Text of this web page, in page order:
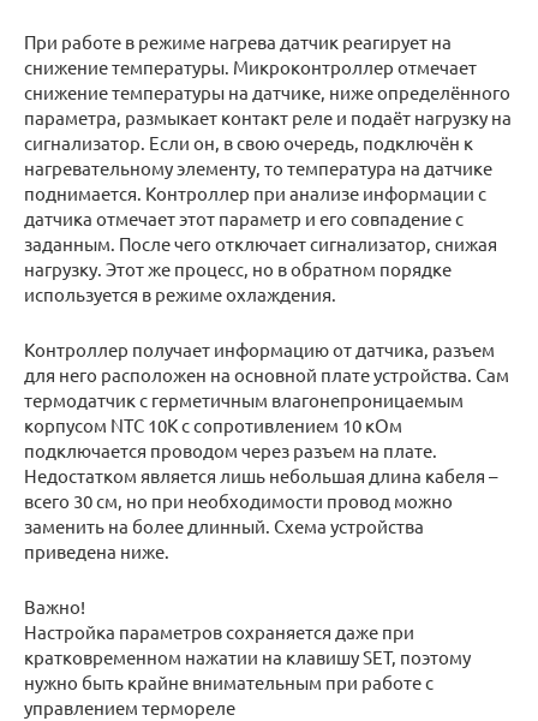
При работе в режиме нагрева датчик реагирует на
снижение температуры. Микроконтроллер отмечает
снижение температуры на датчике, ниже определённого
параметра, размыкает контакт реле и подаёт нагрузку на
сигнализатор. Если он, в свою очередь, подключён к
нагревательному элементу, то температура на датчике
поднимается. Контроллер при анализе информации с
датчика отмечает этот параметр и его совпадение с
заданным. После чего отключает сигнализатор, снижая
нагрузку. Этот же процесс, но в обратном порядке
используется в режиме охлаждения.
Контроллер получает информацию от датчика, разъем
для него расположен на основной плате устройства. Сам
термодатчик с герметичным влагонепроницаемым
корпусом NTC 10K с сопротивлением 10 кОм
подключается проводом через разъем на плате.
Недостатком является лишь небольшая длина кабеля –
всего 30 см, но при необходимости провод можно
заменить на более длинный. Схема устройства
приведена ниже.
Важно!
Настройка параметров сохраняется даже при
кратковременном нажатии на клавишу SET, поэтому
нужно быть крайне внимательным при работе с
управлением термореле